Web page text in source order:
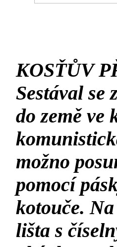
KOSŤŮV
Sestával se
do země ve
možno
pomocí
kotouče.
lišta s